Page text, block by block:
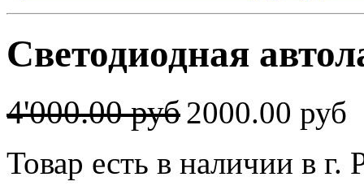
Светодиодная
4'000.00 руб2000.00 руб
Товар есть в наличии в г.